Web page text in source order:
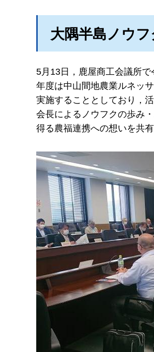
大隅半島ノウ
5月13日，鹿屋商工会議所
年度は中山間地農業ルネッ
実施することとしており，
会長によるノウフクの歩み
得る農福連携への想いを共有